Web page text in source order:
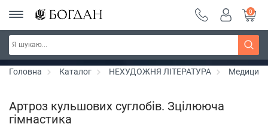
Серія "Чейзіана" ~ знижка 20%
0
Головна Каталог НЕХУДОЖНЯ ЛІТЕРАТУРА Медицина
Артроз кульшових суглобів. Зцілююча
гімнастика